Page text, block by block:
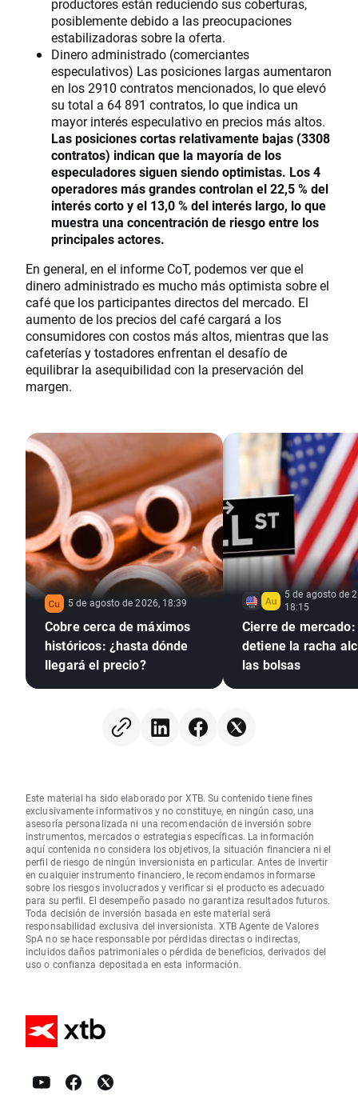
productores están reduciendo sus coberturas,
posiblemente debido a las preocupaciones
estabilizadoras sobre la oferta.
Dinero administrado (comerciantes
especulativos) Las posiciones largas aumentaron
en los 2910 contratos mencionados, lo que elevó
su total a 64 891 contratos, lo que indica un
mayor interés especulativo en precios más altos.
Las posiciones cortas relativamente bajas (3308
contratos) indican que la mayoría de los
especuladores siguen siendo optimistas. Los 4
operadores más grandes controlan el 22,5 % del
interés corto y el 13,0 % del interés largo, lo que
muestra una concentración de riesgo entre los
principales actores.
En general, en el informe CoT, podemos ver que el
dinero administrado es mucho más optimista sobre el
café que los participantes directos del mercado. El
aumento de los precios del café cargará a los
consumidores con costos más altos, mientras que las
cafeterías y tostadores enfrentan el desafío de
equilibrar la asequibilidad con la preservación del
margen.
5 de agosto de 2026, 18:39
Cobre cerca de máximos
históricos: ¿hasta dónde
llegará el precio?
5 de agosto de
18:15
Cierre de mercado:
detiene la racha
las bolsas
Este material ha sido elaborado por XTB. Su contenido tiene fines
exclusivamente informativos y no constituye, en ningún caso, una
asesoría personalizada ni una recomendación de inversión sobre
instrumentos, mercados o estrategias específicas. La información
aquí contenida no considera los objetivos, la situación financiera ni el
perfil de riesgo de ningún inversionista en particular. Antes de invertir
en cualquier instrumento financiero, le recomendamos informarse
sobre los riesgos involucrados y verificar si el producto es adecuado
para su perfil. El desempeño pasado no garantiza resultados futuros.
Toda decisión de inversión basada en este material será
responsabilidad exclusiva del inversionista. XTB Agente de Valores
SpA no se hace responsable por pérdidas directas o indirectas,
incluidos daños patrimoniales o pérdida de beneficios, derivados del
uso o confianza depositada en esta información.